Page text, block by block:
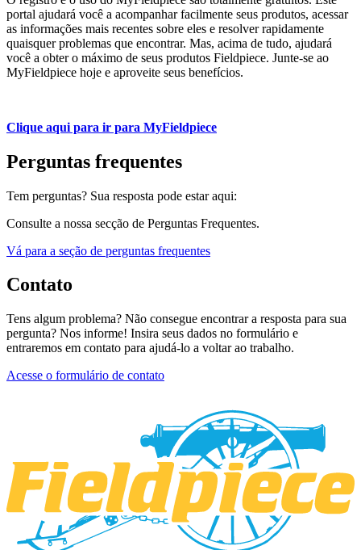
portal ajudará você a acompanhar facilmente seus produtos, acessar
as informações mais recentes sobre eles e resolver rapidamente
quaisquer problemas que encontrar. Mas, acima de tudo, ajudará
você a obter o máximo de seus produtos Fieldpiece. Junte-se ao
MyFieldpiece hoje e aproveite seus benefícios.
Clique aqui para ir para MyFieldpiece
Perguntas frequentes
Tem perguntas? Sua resposta pode estar aqui:
Consulte a nossa secção de Perguntas Frequentes.
Vá para a seção de perguntas frequentes
Contato
Tens algum problema? Não consegue encontrar a resposta para sua
pergunta? Nos informe! Insira seus dados no formulário e
entraremos em contato para ajudá-lo a voltar ao trabalho.
Acesse o formulário de contato